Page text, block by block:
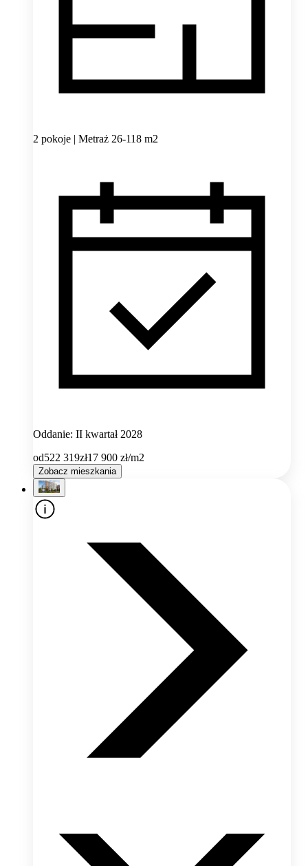
2 pokoje | Metraż 26-118 m2
Oddanie: II kwartał 2028
od522 319zł17 900 zł/m2
Zobacz mieszkania